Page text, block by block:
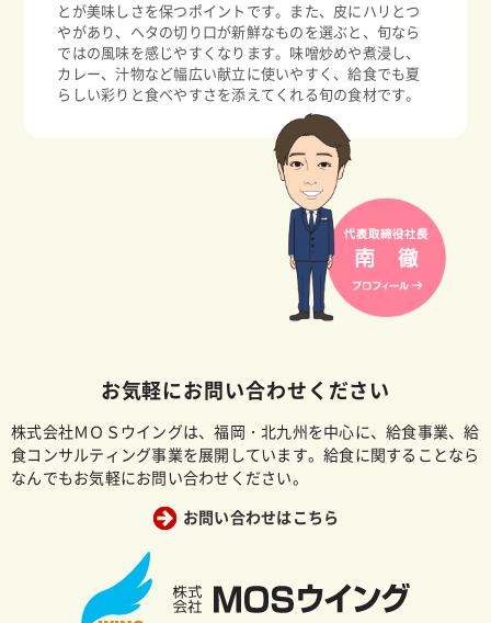
とが美味しさを保つポイントです。また、皮にハリとつ
やがあり、ヘタの切り口が新鮮なものを選ぶと、旬なら
ではの風味を感じやすくなります。味噌炒めや煮浸し、
カレー、汁物など幅広い献立に使いやすく、給食でも夏
らしい彩りと食べやすさを添えてくれる旬の食材です。
お気軽にお問い合わせください
株式会社ＭＯＳウイングは、福岡・北九州を中心に、給食事業、給
食コンサルティング事業を展開しています。給食に関することなら
なんでもお気軽にお問い合わせください。
お問い合わせはこちら